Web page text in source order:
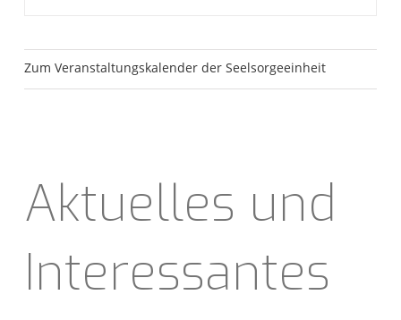
Zum Veranstaltungskalender der Seelsorgeeinheit
Aktuelles und
Interessantes